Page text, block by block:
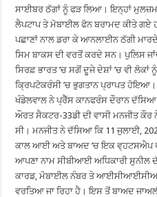
ਸਾਈਬਰ ਠੱਗਾਂ ਨੂੰ ਫੜ ਲਿਆ। ਇਨ੍ਹਾਂ
ਲੈਪਟਾਪ ਤੇ ਮੋਬਾਈਲ ਫੋਨ ਬਰਾਮਦ ਕੀਤੇ
ਪਛਾਣਾਂ ਨਾਲ ਡਰਾ ਕੇ ਆਨਲਾਈਨ ਠੱਗੀ
ਸਿਮ ਬਾਕਸ ਦੀ ਵਰਤੋਂ ਕਰਦੇ ਸਨ। ਪੁਲਿਸ
ਸਿਰਫ਼ ਭਾਰਤ ’ਚ ਸਗੋਂ ਦੂਜੇ ਦੇਸ਼ਾਂ ’ਚ ਵੀ ਲੋਕਾਂ
ਕ੍ਰਿਪਟੋਕਰੰਸੀ ’ਚ ਭੁਗਤਾਨ ਪ੍ਰਾਪਤ
ਖੰਡੇਲਵਾਲ ਨੇ ਪ੍ਰੈੱਸ ਕਾਨਫਰੰਸ ਦੌਰਾਨ ਦੱਸਿਆ
ਔਰਤ ਸੈਕਟਰ-33ਡੀ ਦੀ ਵਾਸੀ ਮਨਜੀਤ
ਸੀ। ਮਨਜੀਤ ਨੇ ਦੱਸਿਆ ਕਿ 11 ਜੁਲਾਈ,
ਕਾਲ ਆਈ ਅਤੇ ਬਾਅਦ ’ਚ ਇਕ ਵ੍ਹਟਸਐਪ
ਆਪਣਾ ਨਾਮ ਸੀਬੀਆਈ ਅਧਿਕਾਰੀ ਸੁਨੀਲ
ਕਾਰਡ, ਮੋਬਾਈਲ ਨੰਬਰ ਤੇ
ਵਰਤਿਆ ਜਾ ਰਿਹਾ ਹੈ। ਇਸ ਤੋਂ ਬਾਅਦ